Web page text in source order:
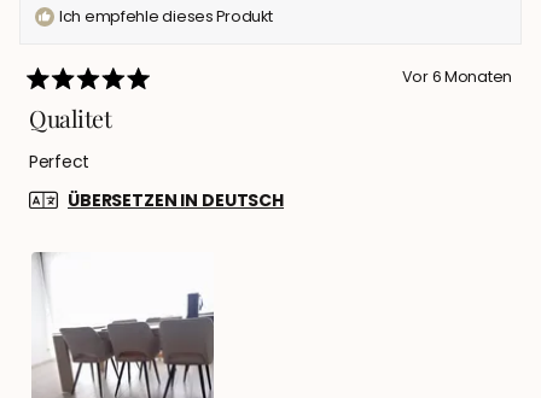
Ich empfehle dieses Produkt
Mit
5
von
Sternen
Vor 6 Monaten
Qualitet
Perfect
ÜBERSETZEN IN DEUTSCH